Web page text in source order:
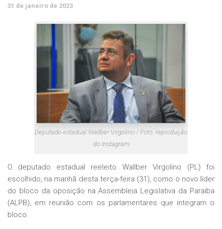
31 de janeiro de 2023
Deputado estadual Wallber Virgolino / Foto: reprodução
do Instagram
O deputado estadual reeleito Wallber Virgolino (PL) foi
escolhido, na manhã desta terça-feira (31), como o novo líder
do bloco da oposição na Assembleia Legislativa da Paraíba
(ALPB), em reunião com os parlamentares que integram o
bloco.